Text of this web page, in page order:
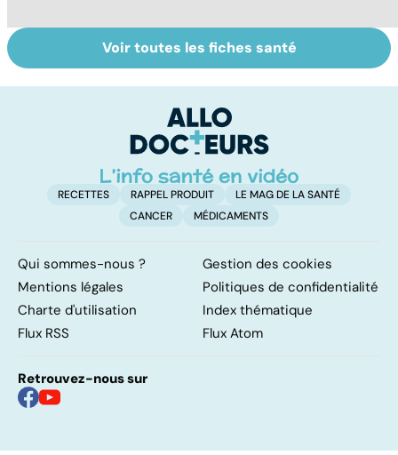
osseuse : des
Cheville : quand
faut-il opérer ?
Voir toutes les fiches santé
RECETTES RAPPEL PRODUIT
LE MAG DE LA SANTÉ
CANCER
MÉDICAMENTS
Qui sommes-nous ?
Gestion des cookies
Mentions légales
Politiques de confidentialité
Charte d'utilisation
Index thématique
Flux RSS
Flux Atom
Retrouvez-nous sur